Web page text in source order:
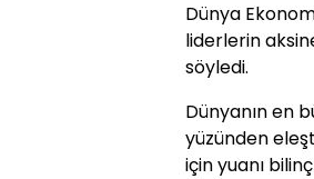
Dünya
liderlerin
söyledi.
Dünyanın en
yüzünden
için yuanı